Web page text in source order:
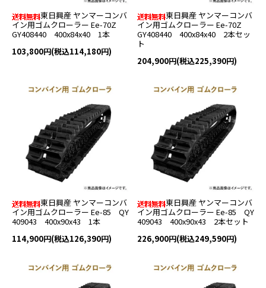
東日興産 ヤンマーコンバ
イン用ゴムクローラー Ee-70Z
GY408440 400x84x40 1本
103,800円(税込114,180円)
東日興産 ヤンマーコンバ
イン用ゴムクローラー Ee-70Z
GY408440 400x84x40 2本セッ
ト
204,900円(税込225,390円)
東日興産 ヤンマーコンバ
イン用ゴムクローラー Ee-85 QY
409043 400x90x43 1本
114,900円(税込126,390円)
東日興産 ヤンマーコンバ
イン用ゴムクローラー Ee-85 QY
409043 400x90x43 2本セット
226,900円(税込249,590円)